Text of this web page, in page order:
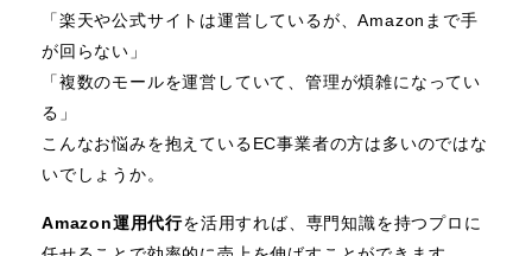
「楽天や公式サイトは運営しているが、Amazonまで手
が回らない」
「複数のモールを運営していて、管理が煩雑になってい
る」
こんなお悩みを抱えているEC事業者の方は多いのではな
いでしょうか。
Amazon運用代行を活用すれば、専門知識を持つプロに